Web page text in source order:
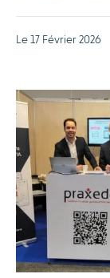
Le 17 Février 2026